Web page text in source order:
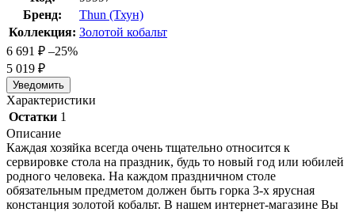
Бренд:
Thun (Тхун)
Коллекция: Золотой кобальт
6 691 ₽ –25%
5 019 ₽
Уведомить
Характеристики
Остатки 1
Описание
Каждая хозяйка всегда очень тщательно относится к
сервировке стола на праздник, будь то новый год или юбилей
родного человека. На каждом праздничном столе
обязательным предметом должен быть горка 3-х ярусная
констанция золотой кобальт. В нашем интернет-магазине Вы